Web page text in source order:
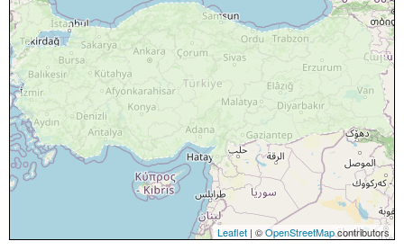
Leaflet | ©OpenStreetMapcontributors